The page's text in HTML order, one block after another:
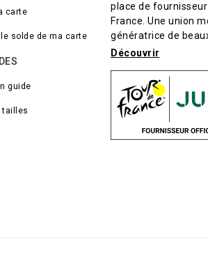
carte
solde de ma carte
guide
tailles
place de
France. Une union
génératrice de
Découvrir